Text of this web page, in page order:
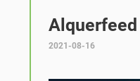
2021-08-16